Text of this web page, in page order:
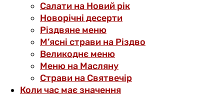
Салати на Новий рік
Новорічні десерти
Різдвяне меню
М’ясні страви на Різдво
Великоднє меню
Меню на Масляну
Страви на Святвечір
Коли час має значення